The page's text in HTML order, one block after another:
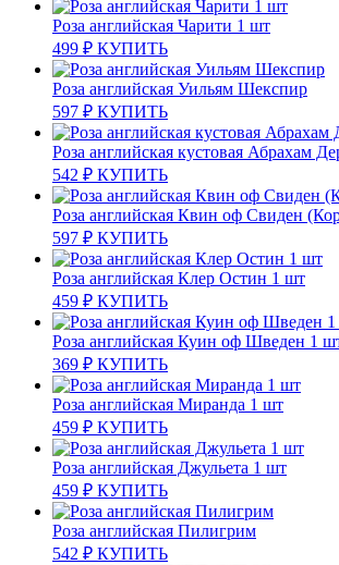
Роза английская Чарити 1 шт
499 ₽ КУПИТЬ
Роза английская Уильям Шекспир
597 ₽ КУПИТЬ
Роза английская кустовая Абрахам
542 ₽ КУПИТЬ
Роза английская Квин оф Свиден
597 ₽ КУПИТЬ
Роза английская Клер Остин 1 шт
459 ₽ КУПИТЬ
Роза английская Куин оф Шведен 1
369 ₽ КУПИТЬ
Роза английская Миранда 1 шт
459 ₽ КУПИТЬ
Роза английская Джульета 1 шт
459 ₽ КУПИТЬ
Роза английская Пилигрим
542 ₽ КУПИТЬ